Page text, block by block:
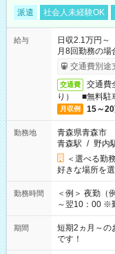
派遣 社会人未経験OK
給与
日収2.1万円
月8回勤務の場
交通費別途
交通費
交通費
り） ■無料駐
月収例 15～20
勤務地
青森県青森市
青森駅 / 野内
＜選べる勤
好きな場所を選
勤務時間
＜例＞ 夜勤（
～翌10：00 ※勤務
みたい」 「し
い」など ご希望
の方の場合は1
仕事に慣れてからの夜
期間
短期2ヵ月～
です！